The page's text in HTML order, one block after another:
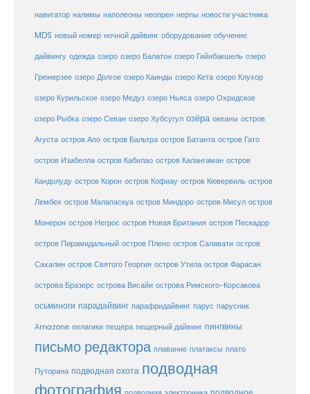
навигатор налимы наполеоны неопрен нерпы новости участника
MDS новый номер ночной дайвинг оборудование обучение
дайвингу одежда озеро озеро Балатон озеро Гийибакшель озеро
Грюнерзее озеро Долгое озеро Каинды озеро Кета озеро Клухор
озеро Курильское озеро Медуз озеро Ньяса озеро Охридское
озеро Рыбка озеро Севан озеро Хубсугул озёра океаны остров
Агуста остров Апо остров Бальтра остров Батанта остров Гато
остров Изабелла остров Кабилао остров Калангаман остров
Кандолуду остров Корон остров Кофиау остров Кювервиль остров
Лембех остров Малапаскуа остров Миндоро остров Мисул остров
Монерон остров Негрос остров Новая Британия остров Пескадор
остров Пирамидальный остров Плено остров Салавати остров
Сахалин остров Святого Георгия остров Утила остров Фарасан
острова Бразерс острова Висайи острова Римского-Корсакова
осьминоги парадайвинг парафридайвинг парус парусник
Amazone пелагики пещера пещерный дайвинг пингвины
письмо редактора плавание платаксы плато
Путорана подводная охота подводная